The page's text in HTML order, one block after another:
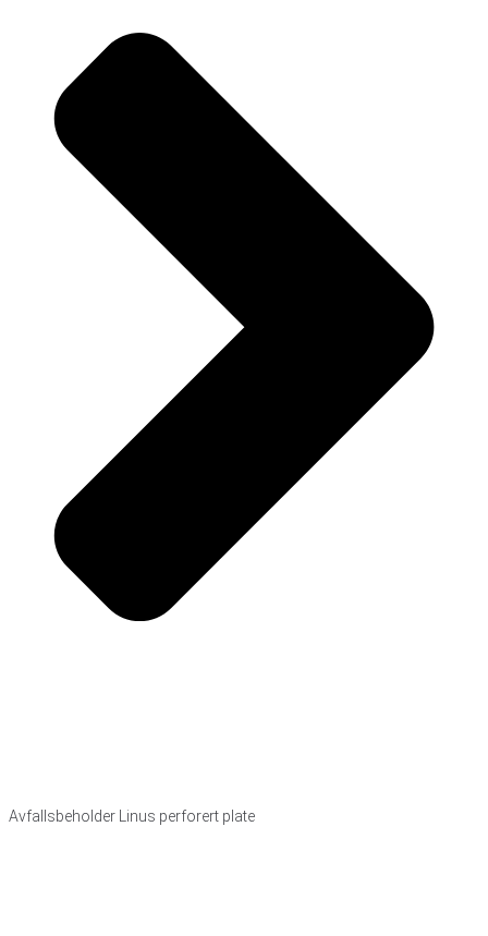
Avfallsbeholder Linus perforert plate